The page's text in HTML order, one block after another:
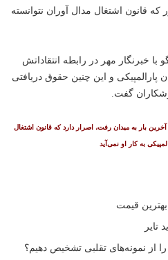
که قانون اشتغال مدال آوران نتوانسته
با خبرنگار مهر در رابطه انتقاداتش
پارالمپیکی و این چنین حقوق دریافتی
گفت.
بار به میدان رفت، اصرار دارد که قانون اشتغال
به کار او نمی‌آید
از نمونه‌های تقلبی تشخیص دهیم؟